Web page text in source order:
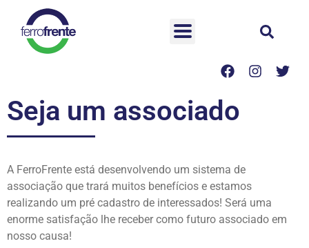
Seja um associado
A FerroFrente está desenvolvendo um sistema de
associação que trará muitos benefícios e estamos
realizando um pré cadastro de interessados! Será uma
enorme satisfação lhe receber como futuro associado em
nosso causa!